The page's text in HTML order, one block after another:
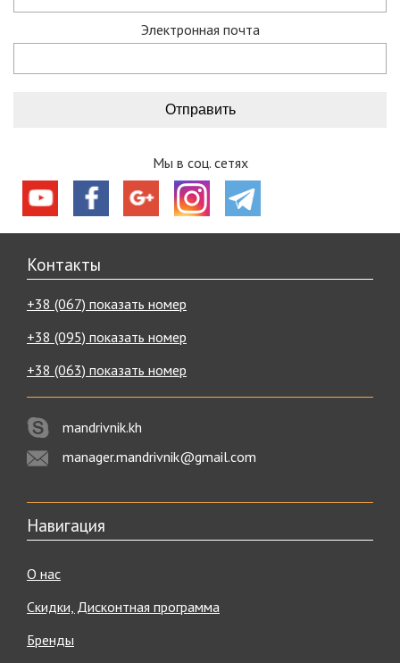
Электронная почта
Мы в соц. сетях
Контакты
+38 (067) показать номер
+38 (095) показать номер
+38 (063) показать номер
mandrivnik.kh
manager.mandrivnik@gmail.com
Навигация
О нас
Скидки, Дисконтная программа
Бренды